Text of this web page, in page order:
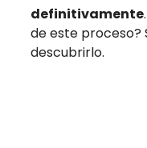
definitivamente
de este proceso?
descubrirlo.